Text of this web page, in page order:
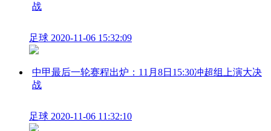
战
足球 2020-11-06 15:32:09
中甲最后一轮赛程出炉：11月8日15:30冲超组上演大决
战
足球 2020-11-06 11:32:10